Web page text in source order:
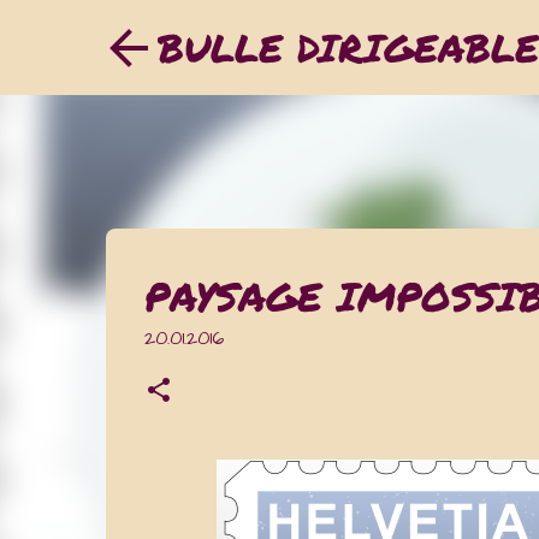
BULLE DIRIGEABLE
PAYSAGE
20.01.2016